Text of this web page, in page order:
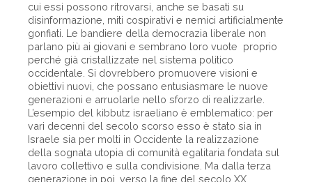
cui essi possono ritrovarsi, anche se basati su
disinformazione, miti cospirativi e nemici artificialmente
gonfiati. Le bandiere della democrazia liberale non
parlano più ai giovani e sembrano loro vuote proprio
perché già cristallizzate nel sistema politico
occidentale. Si dovrebbero promuovere visioni e
obiettivi nuovi, che possano entusiasmare le nuove
generazioni e arruolarle nello sforzo di realizzarle.
L’esempio del kibbutz israeliano è emblematico: per
vari decenni del secolo scorso esso è stato sia in
Israele sia per molti in Occidente la realizzazione
della sognata utopia di comunità egalitaria fondata sul
lavoro collettivo e sulla condivisione. Ma dalla terza
generazione in poi, verso la fine del secolo XX,